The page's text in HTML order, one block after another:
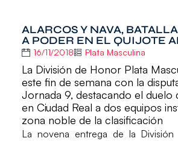
ALARCOS Y NAVA,
A PODER EN EL QUIJOTE
16/11/2018 Plata Masculina
La División de Honor Plata
este fin de semana con la
Jornada 9, destacando el duelo
en Ciudad Real a dos equipos
zona noble de la clasificación
La novena entrega de la